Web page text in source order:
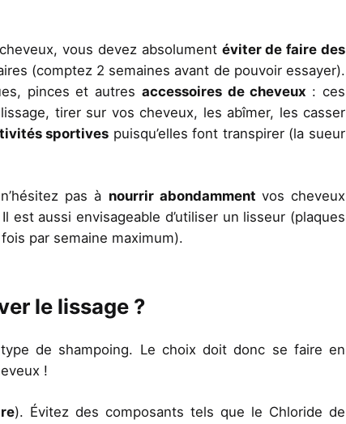
vous devez absolument éviter de faire des
(comptez 2 semaines avant de pouvoir essayer).
pinces et autres accessoires de cheveux : ces
tirer sur vos cheveux, les abîmer, les casser
sportives puisqu’elles font transpirer (la sueur
pas à nourrir abondamment vos cheveux
aussi envisageable d’utiliser un lisseur (plaques
par semaine maximum).
le lissage ?
de shampoing. Le choix doit donc se faire en
!
). Évitez des composants tels que le Chloride de